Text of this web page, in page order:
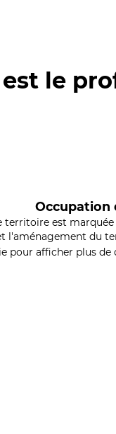
le
Occupation
territoire est
l'aménagement du
pour afficher plus de